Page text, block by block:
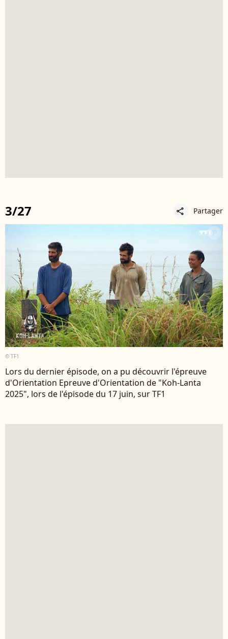
3/27 share Partager
© TF1
Lors du dernier épisode, on a pu découvrir l'épreuve
d'Orientation Epreuve d'Orientation de "Koh-Lanta
2025", lors de l'épisode du 17 juin, sur TF1